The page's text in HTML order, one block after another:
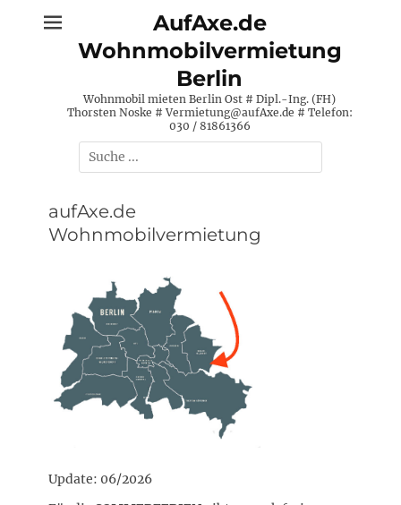
AufAxe.de
Wohnmobilvermietung
Berlin
Wohnmobil mieten Berlin Ost # Dipl.-Ing. (FH)
Thorsten Noske # Vermietung@aufAxe.de # Telefon:
030 / 81861366
Suche
nach:
aufAxe.de
Wohnmobilvermietung
Update: 06/2026